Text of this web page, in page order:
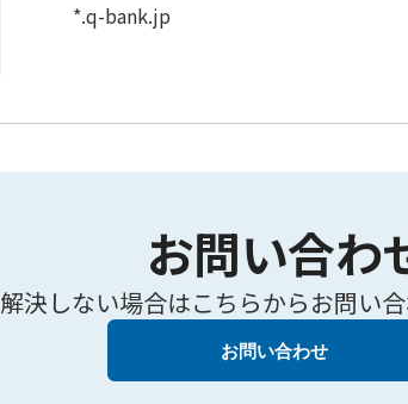
*.q-bank.jp
お問い合わ
解決しない場合はこちらからお問い合
お問い合わせ